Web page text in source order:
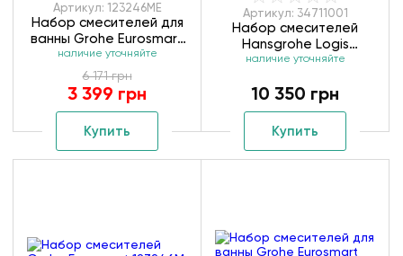
Артикул: 123246ME
Набор смесителей для
ванны Grohe Eurosmart
New 123246ME
наличие уточняйте
6 171 грн
3 399 грн
Купить
Артикул: 34711001
Набор смесителей
Hansgrohe Logis
34711001
наличие уточняйте
10 350 грн
Купить